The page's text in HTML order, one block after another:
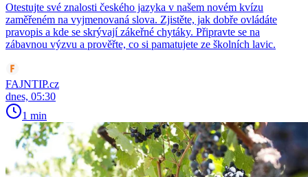
Otestujte své znalosti českého jazyka v našem novém kvízu
zaměřeném na vyjmenovaná slova. Zjistěte, jak dobře ovládáte
pravopis a kde se skrývají zákeřné chytáky. Připravte se na
zábavnou výzvu a prověřte, co si pamatujete ze školních lavic.
FAJNTIP.cz
dnes, 05:30
1 min